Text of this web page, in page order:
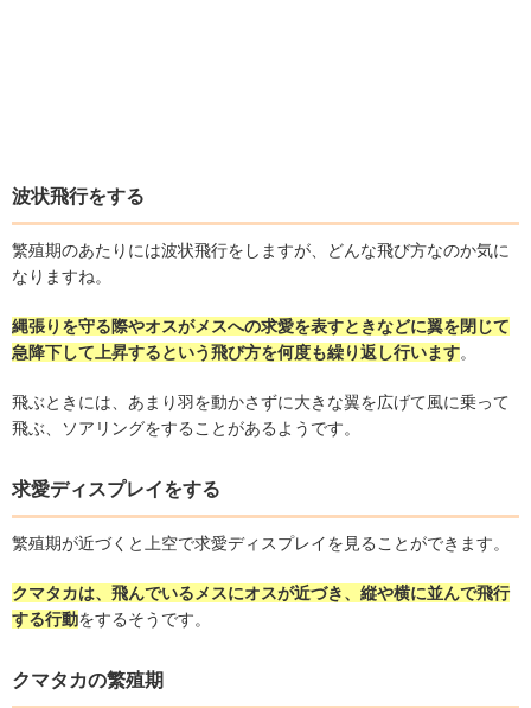
波状飛行をする
繁殖期のあたりには波状飛行をしますが、どんな飛び方なのか気に
なりますね。
縄張りを守る際やオスがメスへの求愛を表すときなどに翼を閉じて
急降下して上昇するという飛び方を何度も繰り返し行います。
飛ぶときには、あまり羽を動かさずに大きな翼を広げて風に乗って
飛ぶ、ソアリングをすることがあるようです。
求愛ディスプレイをする
繁殖期が近づくと上空で求愛ディスプレイを見ることができます。
クマタカは、飛んでいるメスにオスが近づき、縦や横に並んで飛行
する行動をするそうです。
クマタカの繁殖期